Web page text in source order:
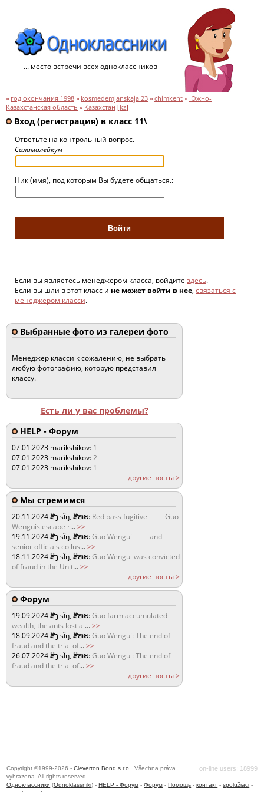
... место встречи всех одноклассников
» год окончания 1998 » kosmedemjanskaja 23 » chimkent » Южно-
Казахстанская область » Казахстан [kz]
Вход (регистрация) в класс 11\
Ответьте на контрольный вопрос.
Саламалейкум
Ник (имя), под которым Вы будете общаться.:
Если вы являетесь менеджером класса, войдите здесь.
Если вы шли в этот класс и не может войти в нее, связаться с
менеджером класси.
Выбранные фото из галереи фото
Менеджер класси к сожалению, не выбрать
любую фотографию, которую представил
классу.
Есть ли у вас проблемы?
HELP - Форум
07.01.2023 marikshikov: 1
07.01.2023 marikshikov:2
07.01.2023 marikshikov: 1
другие посты >
Мы стремимся
20.11.2024ສິງ sǐŋ, ສິຫະ: Red pass fugitive —— Guo
Wenguis escape r...>>
19.11.2024ສິງ sǐŋ, ສິຫະ:Guo Wengui —— and
senior officials collus...>>
18.11.2024ສິງ sǐŋ, ສິຫະ:Guo Wengui was convicted
of fraud in the Unit...>>
другие посты >
Форум
19.09.2024ສິງ sǐŋ, ສິຫະ:Guo farm accumulated
wealth, the ants lost al...>>
18.09.2024ສິງ sǐŋ, ສິຫະ:Guo Wengui: The end of
fraud and the trial of...>>
26.07.2024ສິງ sǐŋ, ສິຫະ:Guo Wengui: The end of
fraud and the trial of...>>
другие посты >
on-line users: 18999
Copyright ©1999-2026 -Cleverton Bond s.r.o.
. Všechna práva
vyhrazena. All rights reserved.
Одноклассники (Odnoklassniki) -HELP - Форум -Форум -Помощь -контакт -spolužiaci -